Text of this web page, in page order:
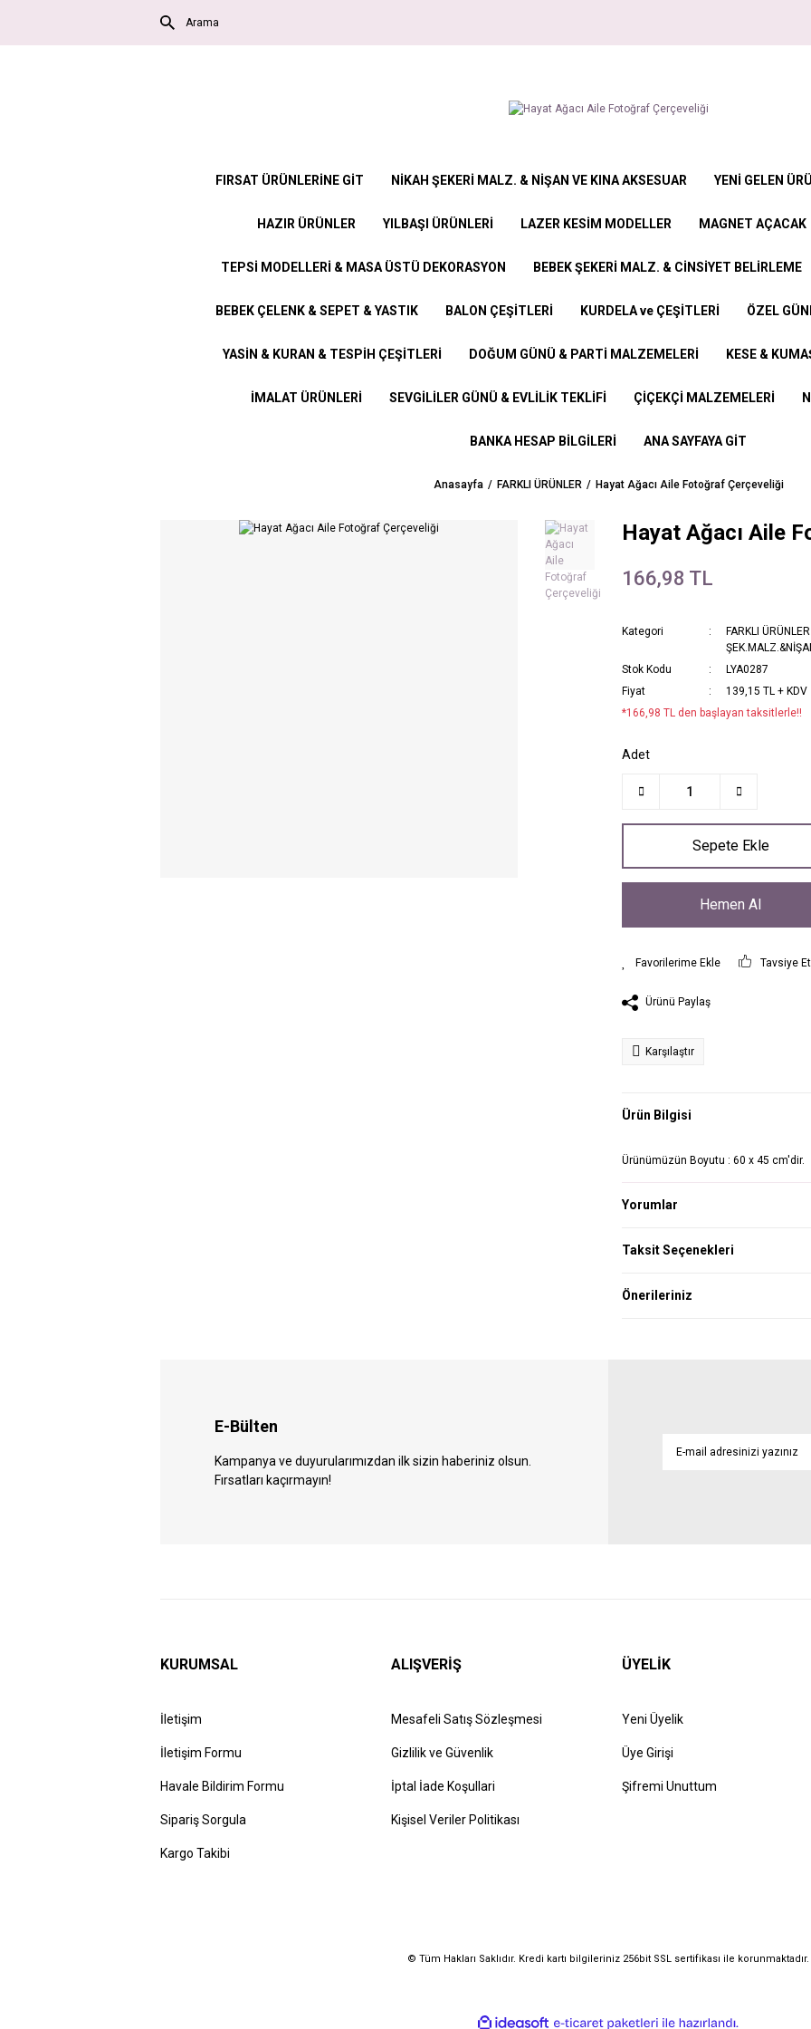
FIRSAT ÜRÜNLERİNE GİT NİKAH ŞEKERİ MALZ. & NİŞAN VE KINA AKSESUAR YENİ GELEN
HAZIR ÜRÜNLER YILBAŞI ÜRÜNLERİ LAZER KESİM MODELLER MAGNET AÇACAK
TEPSİ MODELLERİ & MASA ÜSTÜ DEKORASYON BEBEK ŞEKERİ MALZ. & CİNSİYET BELİRLEME
BEBEK ÇELENK & SEPET & YASTIK BALON ÇEŞİTLERİ KURDELA ve ÇEŞİTLERİ ÖZEL
YASİN & KURAN & TESPİH ÇEŞİTLERİ DOĞUM GÜNÜ & PARTİ MALZEMELERİ KESE &
İMALAT ÜRÜNLERİ SEVGİLİLER GÜNÜ & EVLİLİK TEKLİFİ ÇİÇEKÇİ MALZEMELERİ
BANKA HESAP BİLGİLERİ ANA SAYFAYA GİT
Anasayfa FARKLI ÜRÜNLER Hayat Ağacı Aile Fotoğraf Çerçeveliği
Hayat Ağacı Aile
166,98 TL
Kategori FARKLI ÜRÜNLER
Stok Kodu
LYA0287
Fiyat
139,15 TL + KDV
*166,98 TL den başlayan taksitlerle!!
Adet
Sepete Ekle
Hemen Al
Tavsiye Et
Ürünü Paylaş
Karşılaştır
Ürün Bilgisi
Ürünümüzün Boyutu : 60 x 45 cm'dir.
Yorumlar
Taksit Seçenekleri
Önerileriniz
E-Bülten
Kampanya ve duyurularımızdan ilk sizin haberiniz olsun.
Fırsatları kaçırmayın!
KURUMSAL
İletişim
İletişim Formu
Havale Bildirim Formu
Sipariş Sorgula
Kargo Takibi
ALIŞVERİŞ
Mesafeli Satış Sözleşmesi
Gizlilik ve Güvenlik
İptal İade Koşullari
Kişisel Veriler Politikası
ÜYELİK
Yeni Üyelik
Üye Girişi
Şifremi Unuttum
© Tüm Hakları Saklıdır. Kredi kartı bilgileriniz 256bit SSL sertifikası ile korunmaktadır.
ideasoft e-